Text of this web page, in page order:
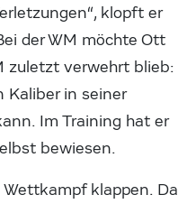
klopft er
der WM möchte Ott
zuletzt verwehrt blieb:
Kaliber in seiner
Im Training hat er
bewiesen.
klappen. Da